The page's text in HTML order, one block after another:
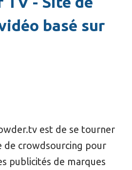
basé sur
est de se tourner
de crowdsourcing pour
publicités de marques